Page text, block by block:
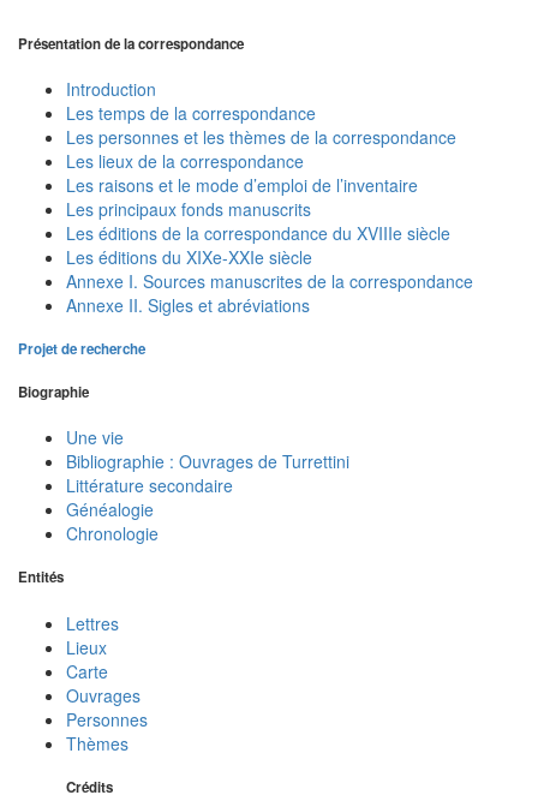
Présentation de la correspondance
Introduction
Les temps de la correspondance
Les personnes et les thèmes de la correspondance
Les lieux de la correspondance
Les raisons et le mode d’emploi de l’inventaire
Les principaux fonds manuscrits
Les éditions de la correspondance du XVIIIe siècle
Les éditions du XIXe-XXIe siècle
Annexe I. Sources manuscrites de la correspondance
Annexe II. Sigles et abréviations
Projet de recherche
Biographie
Une vie
Bibliographie : Ouvrages de Turrettini
Littérature secondaire
Généalogie
Chronologie
Entités
Lettres
Lieux
Carte
Ouvrages
Personnes
Thèmes
Crédits